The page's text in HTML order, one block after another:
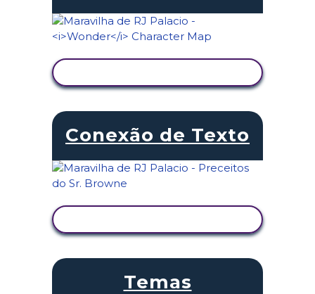
Conexão de Texto
Temas